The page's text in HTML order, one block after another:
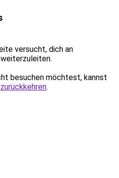
versucht, dich an
weiterzuleiten.
besuchen möchtest, kannst
.